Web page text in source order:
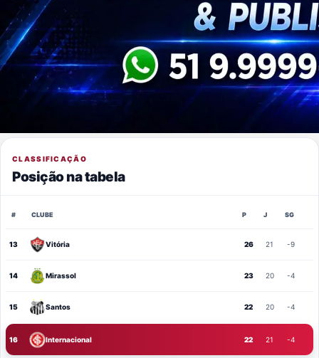
CLASSIFICAÇÃO
Posição na tabela
# CLUBE P J SG
13 Vitória 26 21 -9
14 Mirassol 23 20 -4
15 Santos 22 20 -4
16 Internacional 22 21 -4